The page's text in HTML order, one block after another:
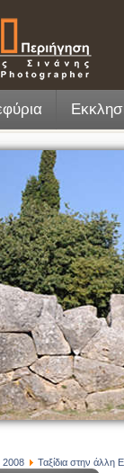
2008 Ταξίδια στην άλλη